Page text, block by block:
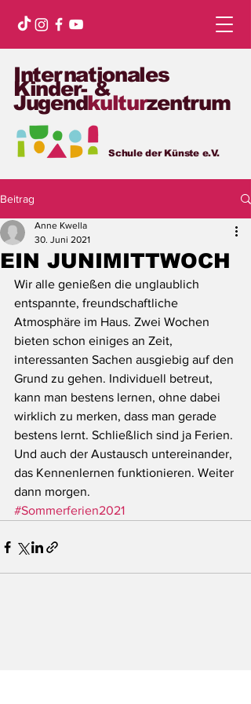
Internationales
Kinder- &
Jugendkulturzentrum
Schule der Künste e.V.
Beitrag
EIN JUNIMITTWOCH
Anne Kwella
30. Juni 2021
Wir alle genießen die unglaublich
entspannte, freundschaftliche
Atmosphäre im Haus. Zwei Wochen
bieten schon einiges an Zeit,
interessanten Sachen ausgiebig auf den
Grund zu gehen. Individuell betreut,
kann man bestens lernen, ohne dabei
wirklich zu merken, dass man gerade
bestens lernt. Schließlich sind ja Ferien.
Und auch der Austausch untereinander,
das Kennenlernen funktionieren. Weiter
dann morgen.
#Sommerferien2021